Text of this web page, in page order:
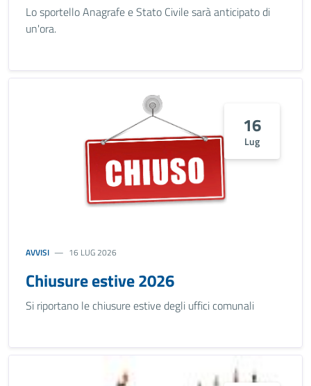
Lo sportello Anagrafe e Stato Civile sarà anticipato di
un'ora.
16
Lug
AVVISI 16 LUG 2026
Chiusure estive 2026
Si riportano le chiusure estive degli uffici comunali